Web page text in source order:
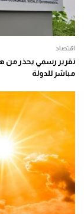
اقتصاد
تقرير رسمي يحذر من
مباشر للدولة